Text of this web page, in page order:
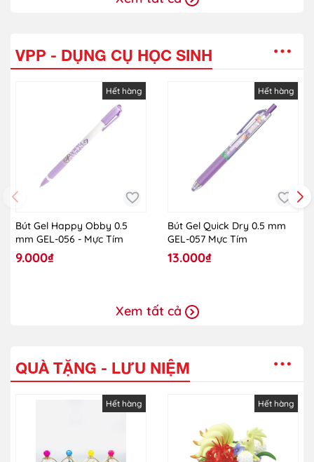
VPP - DỤNG CỤ HỌC SINH
Hết hàng
Bút Gel Happy Obby 0.5
mm GEL-056 - Mực Tím
9.000₫
Hết hàng
Bút Gel Quick Dry 0.5 mm
GEL-057 Mực Tím
13.000₫
Xem tất cả
QUÀ TẶNG - LƯU NIỆM
Hết hàng Hết hàng